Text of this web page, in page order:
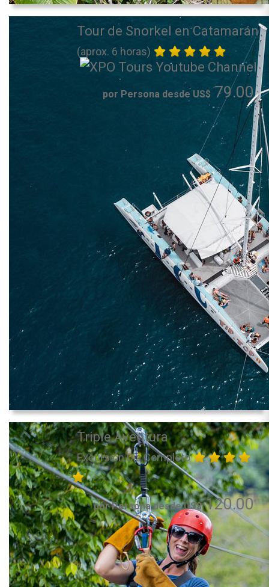
Tour de Snorkel en Catamarán
(aprox. 6 horas)
por Persona desde US$ 79.00
Triple Aventura
Excursión Día Completo
por Persona desde US$120.00